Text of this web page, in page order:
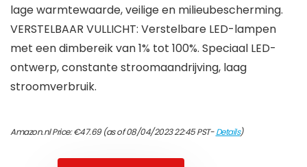
lage warmtewaarde, veilige en milieubescherming.
VERSTELBAAR VULLICHT: Verstelbare LED-lampen
met een dimbereik van 1% tot 100%. Speciaal LED-
ontwerp, constante stroomaandrijving, laag
stroomverbruik.
Amazon.nl Price:€47.69(as of 08/04/2023 22:45 PST-Details)